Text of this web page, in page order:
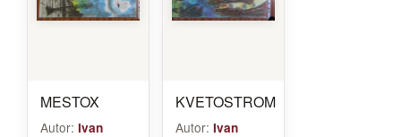
MESTOX
Autor: Ivan
KVETOSTROM
Autor: Ivan